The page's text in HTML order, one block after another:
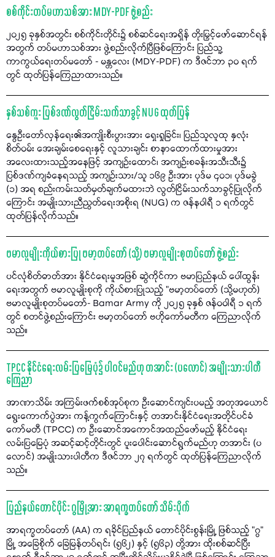
စစ်ကိုင်းတပ်မဟာသစ်အား MDY-PDF ဖွဲ့စည်း
၂၀၂၅ ခုနှစ်အတွင်း စစ်ကိုင်းတိုင်း၌ စစ်ဆင်ရေးအရှိန် တိုးမြှင့်ဖော်ဆောင်ရန်
အတွက် တပ်မဟာသစ်အား ဖွဲ့စည်းလိုက်ပြီဖြစ်ကြောင်း ပြည်သူ့
ကာကွယ်ရေးတပ်မတော် - မန္တလေး (MDY-PDF) က ဒီဇင်ဘာ ၃၀ ရက်
တွင် ထုတ်ပြန်ကြေညာထားသည်။
နှစ်သစ်ကူး ပြစ်ဒဏ်လွတ်ငြိမ်းသက်သာခွင့် NUG ထုတ်ပြန်
နွေဦးတော်လှန်ရေး၏အကျိုးစီးပွားအား ရှေးရှုခြင်း၊ ပြည်သူလူထု နှလုံး
စိတ်ဝမ်း အေးချမ်းစေရေးနှင့် လူသားချင်း စာနာထောက်ထားမှုအား
အလေးထားသည့်အနေဖြင့် အကျဉ်းထောင်၊ အကျဉ်းစခန်းအသီးသီး၌
ပြစ်ဒဏ်ကျခံနေရသည့် အကျဉ်းသား/သူ ၁၆၉ ဦးအား ပုဒ်မ ၄၀၁၊ ပုဒ်မခွဲ
(၁) အရ စည်းကမ်းသတ်မှတ်ချက်မထားဘဲ လွတ်ငြိမ်းသက်သာခွင့်ပြုလိုက်
ကြောင်း အမျိုးသားညီညွတ်ရေးအစိုးရ (NUG) က ဇန်နဝါရီ ၁ ရက်တွင်
ထုတ်ပြန်လိုက်သည်။
ဗမာလူမျိုးကိုယ်စားပြု ဗမာ့တပ်တော် (သို့) ဗမာလူမျိုးစုတပ်တော် ဖွဲ့စည်း
ပင်လုံစိတ်ဓာတ်အား နိုင်ငံရေးမူအဖြစ် ဆွဲကိုင်ကာ ဗမာပြည်နယ် ပေါ်ထွန်း
ရေးအတွက် ဗမာလူမျိုးစုကို ကိုယ်စားပြုသည့် "ဗမာ့တပ်တော် (သို့မဟုတ်)
ဗမာလူမျိုးစုတပ်မတော်- Bamar Army ကို ၂၀၂၅ ခုနှစ် ဇန်ဝဝါရီ ၁ ရက်
တွင် စတင်ဖွဲ့စည်းကြောင်း ဗမာ့တပ်တော် ဗဟိုကော်မတီက ကြေညာလိုက်
သည်။
TPCC နိုင်ငံရေးလမ်းပြမြေပုံ၌ ပါဝင်မည်ဟု တအာင်း (ပလောင်) အမျိုးသားပါတီ
ကြေညာ
အာဏာသိမ်း အကြမ်းဖက်စစ်အုပ်စုက ဦးဆောင်ကျင်းပမည့် အတုအယောင်
ရွေးကောက်ပွဲအား ကန့်ကွက်ကြောင်းနှင့် တအာင်းနိုင်ငံရေးအတိုင်ပင်ခံ
ကော်မတီ (TPCC) က ဦးဆောင်အကောင်အထည်ဖော်မည့် နိုင်ငံရေး
လမ်းပြမြေပုံ အဆင့်ဆင့်တိုင်းတွင် ပူးပေါင်းဆောင်ရွက်မည်ဟု တအာင်း (ပ
လောင်) အမျိုးသားပါတီက ဒီဇင်ဘာ ၂၇ ရက်တွင် ထုတ်ပြန်ကြေညာလိုက်
သည်။
ပြည်နယ်တောင်ပိုင်း ဂွမြို့အား အာရက္ခတပ်တော် သိမ်းပိုက်
အာရက္ခတပ်တော် (AA) က ရခိုင်ပြည်နယ် တောင်ပိုင်းစွန်းမြို့ ဖြစ်သည့် "ဂွ"
မြို့ အခြေစိုက် ခြေမြန်တပ်ရင်း (၅၆၂) နှင့် (၅၆၃) တို့အား ထိုးစစ်ဆင်ပြီး